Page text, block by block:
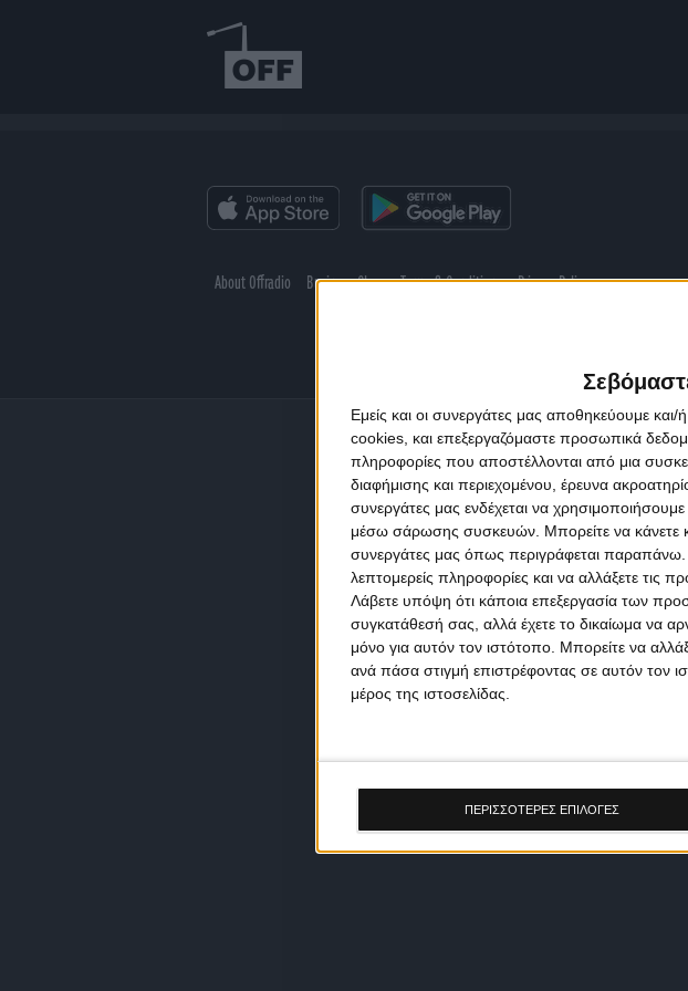
Εμείς και οι συνεργάτες μας αποθηκεύουμε
cookies, και επεξεργαζόμαστε προσωπικά
πληροφορίες που αποστέλλονται από μια
διαφήμισης και περιεχομένου, έρευνα
συνεργάτες μας ενδέχεται να
μέσω σάρωσης συσκευών. Μπορείτε να κάνετε
συνεργάτες μας όπως περιγράφεται
λεπτομερείς πληροφορίες και να αλλάξετε τις
Λάβετε υπόψη ότι κάποια επεξεργασία των
συγκατάθεσή σας, αλλά έχετε το δικαίωμα να
μόνο για αυτόν τον ιστότοπο. Μπορείτε να
ανά πάσα στιγμή επιστρέφοντας σε αυτόν τον
μέρος της ιστοσελίδας.
ΠΕΡΙΣΣΟΤΕΡΕΣ ΕΠΙΛΟΓΕΣ
About Offradio Business Class Terms & Conditions Privacy Policy